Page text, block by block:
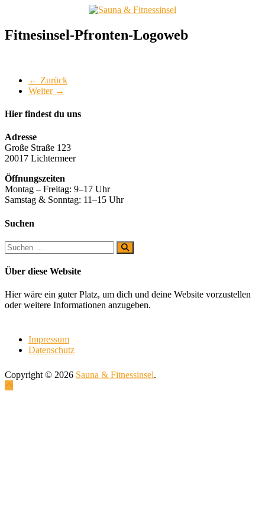
springen
Sauna
Gesund
im
Fitnesinsel-Pfronten-Logoweb
← Zurück
Weiter →
Hier findest du uns
Adresse
Große Straße 123
20017 Lichtermeer
Öffnungszeiten
Montag – Freitag: 9–17 Uhr
Samstag & Sonntag: 11–15 Uhr
Suchen
Über diese Website
Hier wäre ein guter Platz, um dich und deine Website vorzustellen
oder weitere Informationen anzugeben.
Impressum
Datenschutz
Copyright © 2026 Sauna & Fitnessinsel.